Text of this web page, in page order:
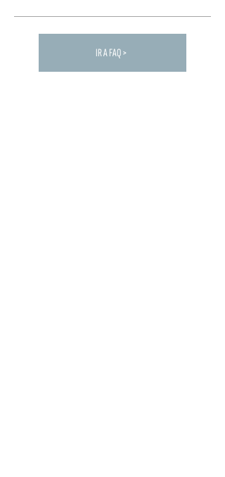
Carica altre FAQ...
IR A FAQ >